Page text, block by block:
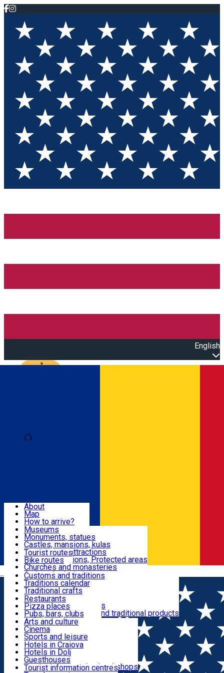
English
Română
Attractions
Routes
Customs, Traditions
Food & Drinks
Leisure & Fun
Accommodation
Useful
About
Map
How to arrive?
Recommendations
Tourist attractions
News
Museums
Monuments, statues
Castles, mansions, kulas
Architectural attractions
Natural attractions, Protected areas
Churches and monasteries
Archaeological sites
Parks and gardens
Tourist routes
Bike routes
Customs and traditions
Traditions calendar
Traditional crafts
Traditional cuisine
Wineries and vineyards
Local manufacturers and traditional products
Restaurants
Pizza places
Pubs, bars, clubs
Cafes and teahouses
Sweets and ice cream
Fast-food
Arts and culture
Cinema
Sports and leisure
Horse riding
Swimming pools
Zoo
Shopping, souvenirs, bookshops
Hotels in Craiova
Hotels in Dolj
Guesthouses
Villas
Tourist information centres